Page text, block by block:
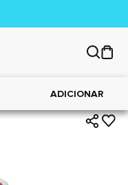
ADICIONAR